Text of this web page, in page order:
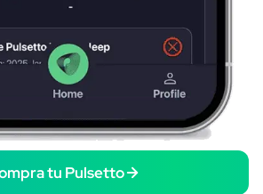
tu Pulsetto